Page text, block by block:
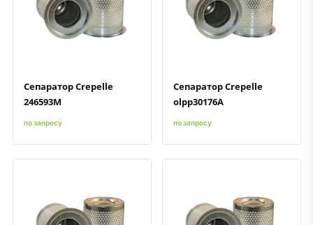
Быстрый просмотрДобавить к сравнению
Добавить в избранное
Сепаратор Crepelle
246593M
по запросу
Быстрый просмотрДобавить к сравнению
Добавить в избранное
Сепаратор Crepelle
olpp30176A
по запросу